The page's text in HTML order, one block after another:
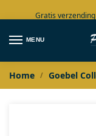
Gratis
MENU
Home / Goebel